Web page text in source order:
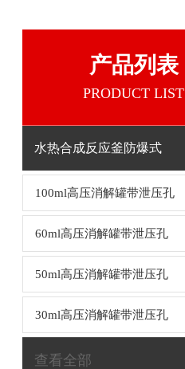
产品列表
PRODUCT LIST
水热合成反应釜防爆式
100ml高压消解罐带泄压孔
60ml高压消解罐带泄压孔
50ml高压消解罐带泄压孔
30ml高压消解罐带泄压孔
查看全部